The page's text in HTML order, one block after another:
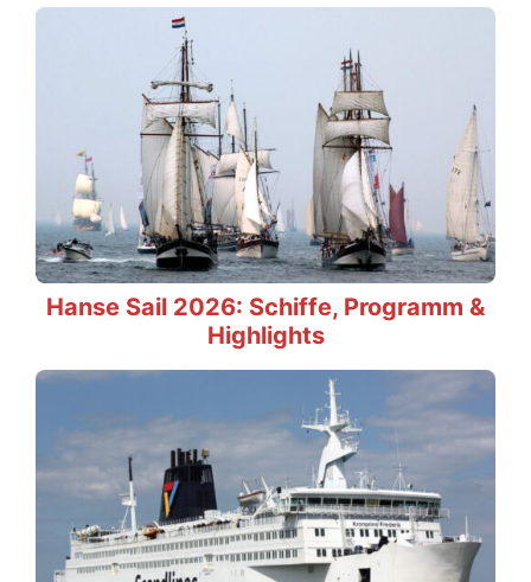
Hanse Sail 2026: Schiffe, Programm &
Highlights